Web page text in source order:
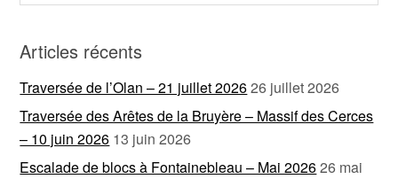
Articles récents
Traversée de l’Olan – 21 juillet 202626 juillet 2026
Traversée des Arêtes de la Bruyère – Massif des Cerces
– 10 juin 2026 13 juin 2026
Escalade de blocs à Fontainebleau – Mai 202626 mai